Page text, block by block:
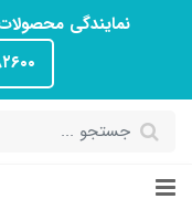
نمایندگی